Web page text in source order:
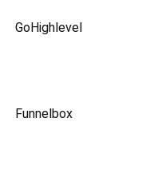
GoHighlevel
Funnelbox